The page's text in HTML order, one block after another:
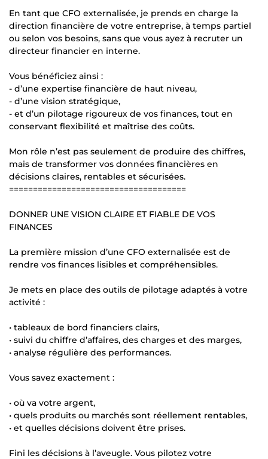
En tant que CFO externalisée, je prends en charge la
direction financière de votre entreprise, à temps partiel
ou selon vos besoins, sans que vous ayez à recruter un
directeur financier en interne.
Vous bénéficiez ainsi :
- d’une expertise financière de haut niveau,
- d’une vision stratégique,
- et d’un pilotage rigoureux de vos finances, tout en
conservant flexibilité et maîtrise des coûts.
Mon rôle n’est pas seulement de produire des chiffres,
mais de transformer vos données financières en
décisions claires, rentables et sécurisées.
=====================================
DONNER UNE VISION CLAIRE ET FIABLE DE VOS
FINANCES
La première mission d’une CFO externalisée est de
rendre vos finances lisibles et compréhensibles.
Je mets en place des outils de pilotage adaptés à votre
activité :
• tableaux de bord financiers clairs,
• suivi du chiffre d’affaires, des charges et des marges,
• analyse régulière des performances.
Vous savez exactement :
• où va votre argent,
• quels produits ou marchés sont réellement rentables,
• et quelles décisions doivent être prises.
Fini les décisions à l’aveugle. Vous pilotez votre